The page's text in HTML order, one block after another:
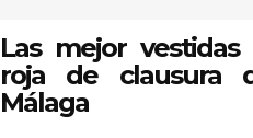
Las mejor
roja de clausura
Málaga